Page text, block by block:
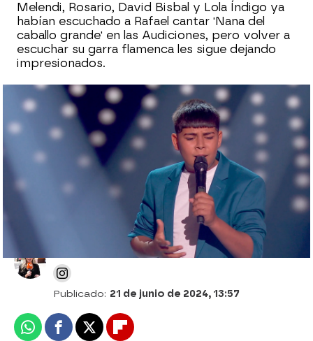
Melendi, Rosario, David Bisbal y Lola Índigo ya
habían escuchado a Rafael cantar 'Nana del
caballo grande' en las Audiciones, pero volver a
escuchar su garra flamenca les sigue dejando
impresionados.
Melendi y Rosario se preparan para su
Asalto en La Voz Kids: "Tenemos un
equipo con carácter y muy buenas
voces"
Publicado: 21 de junio de 2024, 13:57
WhatsappFacebook
X Flipboard